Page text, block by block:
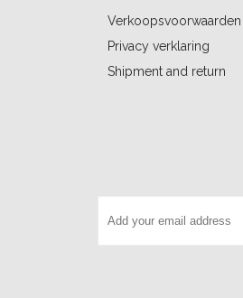
Verkoopsvoorwaarden
Privacy verklaring
Shipment and return